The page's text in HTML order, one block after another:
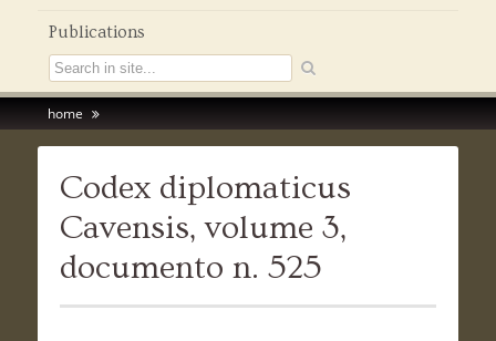
Publications
home
Codex diplomaticus
Cavensis, volume 3,
documento n. 525